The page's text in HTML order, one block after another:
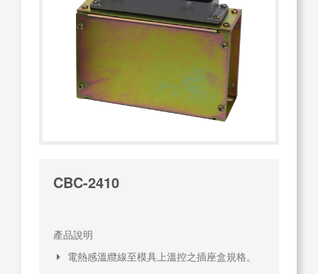
CBC-2410
產品說明
電熱感溫纜線至模具上溫控之插座盒規格。